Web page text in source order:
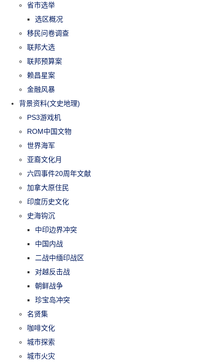
省市选举
选区概况
移民问卷调查
联邦大选
联邦预算案
赖昌星案
金融风暴
背景资料(文史地理)
PS3游戏机
ROM中国文物
世界海军
亚裔文化月
六四事件20周年文献
加拿大原住民
印度历史文化
史海钩沉
中印边界冲突
中国内战
二战中缅印战区
对越反击战
朝鲜战争
珍宝岛冲突
名贤集
咖啡文化
城市探索
城市火灾